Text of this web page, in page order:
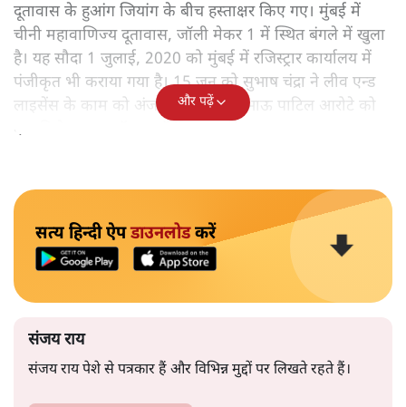
दूतावास के हुआंग जियांग के बीच हस्ताक्षर किए गए। मुंबई में
चीनी महावाणिज्य दूतावास, जॉली मेकर 1 में स्थित बंगले में खुला
है। यह सौदा 1 जुलाई, 2020 को मुंबई में रजिस्ट्रार कार्यालय में
पंजीकृत भी कराया गया है। 15 जून को सुभाष चंद्रा ने लीव एन्ड
लाइसेंस के काम को अंजाम देने के लिए भाऊ पाटिल आरोटे को
एक विशेष पावर ऑफ़ अटॉर्नी प्रदान की।
और पढ़ें
सत्य हिन्दी ऐपडाउनलोडकरें
संजय राय
संजय राय पेशे से पत्रकार हैं और विभिन्न मुद्दों पर लिखते रहते हैं।